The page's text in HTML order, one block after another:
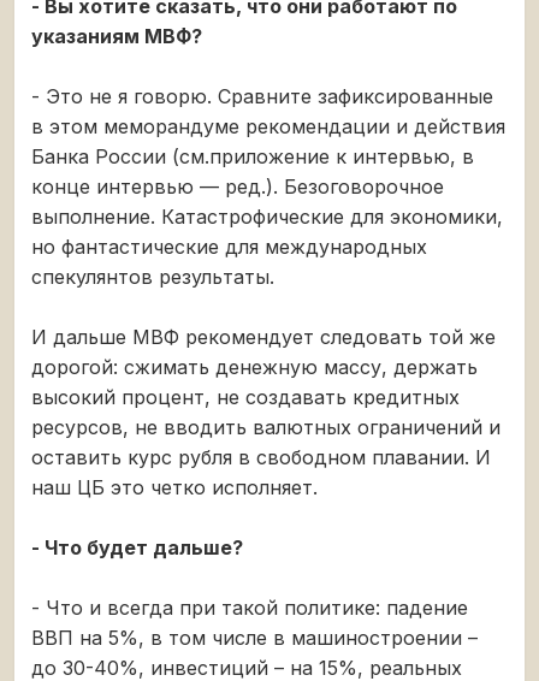
- Вы хотите сказать, что они работают по
указаниям МВФ?
- Это не я говорю. Сравните зафиксированные
в этом меморандуме рекомендации и действия
Банка России (см.приложение к интервью, в
конце интервью — ред.). Безоговорочное
выполнение. Катастрофические для экономики,
но фантастические для международных
спекулянтов результаты.
И дальше МВФ рекомендует следовать той же
дорогой: сжимать денежную массу, держать
высокий процент, не создавать кредитных
ресурсов, не вводить валютных ограничений и
оставить курс рубля в свободном плавании. И
наш ЦБ это четко исполняет.
- Что будет дальше?
- Что и всегда при такой политике: падение
ВВП на 5%, в том числе в машиностроении –
до 30-40%, инвестиций – на 15%, реальных